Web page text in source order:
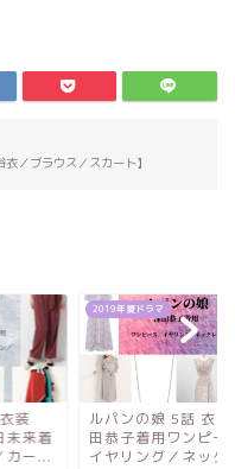
／ブラウス／スカート】
2019年夏ドラマ
ルパンの娘 5話 衣装【深
田恭子着用ワンピース／
イヤリング／ネック...